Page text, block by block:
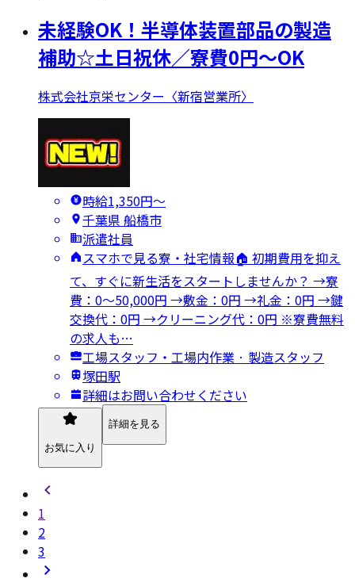
未経験OK！半導体装置部品の製造
補助☆土日祝休／寮費0円～OK
株式会社京栄センター〈新宿営業所〉
時給1,350円〜
千葉県 船橋市
派遣社員
スマホで見る寮・社宅情報🏠 初期費用を抑え
て、すぐに新生活をスタートしませんか？ →寮
費：0～50,000円 →敷金：0円 →礼金：0円 →鍵
交換代：0円 →クリーニング代：0円 ※寮費無料
の求人も…
工場スタッフ・工場内作業 · 製造スタッフ
塚田駅
詳細はお問い合わせください
お気に入り
詳細を見る
1
2
3